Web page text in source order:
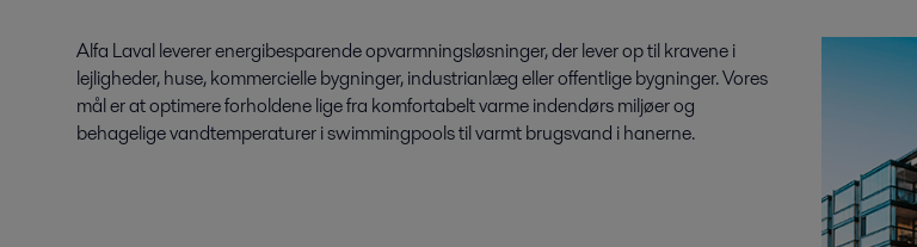
Alfa Laval leverer energibesparende opvarmningsløsninger, der lever op til kravene i
lejligheder, huse, kommercielle bygninger, industrianlæg eller offentlige bygninger. Vores
mål er at optimere forholdene lige fra komfortabelt varme indendørs miljøer og
behagelige vandtemperaturer i swimmingpools til varmt brugsvand i hanerne.